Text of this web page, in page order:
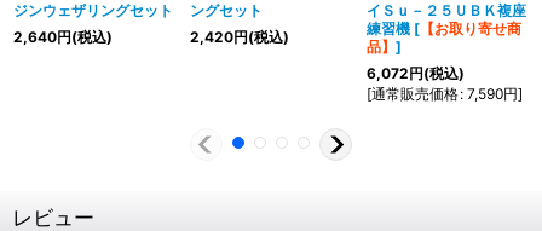
ジンウェザリングセット
2,640円(税込)
ングセット
2,420円(税込)
イＳｕ－２５ＵＢＫ複座
練習機 [ 【お取り寄せ商
品】 ]
6,072円(税込)
[通常販売価格: 7,590円]
レビュー